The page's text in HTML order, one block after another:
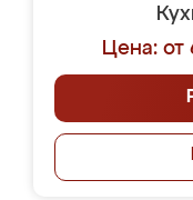
Цена: от